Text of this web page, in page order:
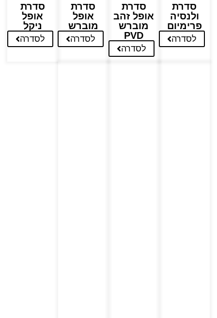
סדרת
ולנסיה
פרימיום
לסדרה
סדרת
אופל זהב
מוברש
PVD
לסדרה
סדרת
אופל
מוברש
לסדרה
סדרת
אופל
ניקל
לסדרה